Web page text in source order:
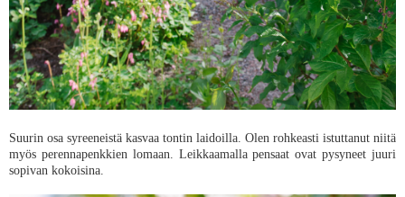
Suurin osa syreeneistä kasvaa tontin laidoilla. Olen rohkeasti istuttanut niitä
myös perennapenkkien lomaan. Leikkaamalla pensaat ovat pysyneet juuri
sopivan kokoisina.